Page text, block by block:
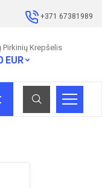
+371 67381989
Pirkinių Krepšelis
EUR